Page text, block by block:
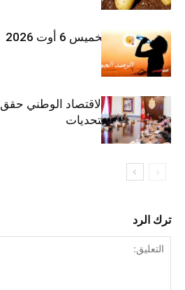
طقس اليوم الخميس 6 أوت 2026
وزيرة المالية: الاقتصاد الوطني حقق
مكاسب رغم التحديات
ترك الرد